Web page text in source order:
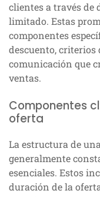
clientes a través de
limitado. Estas
componentes
descuento, criterios
comunicación que
ventas.
Componentes
oferta
La estructura de
generalmente
esenciales. Estos
duración de la